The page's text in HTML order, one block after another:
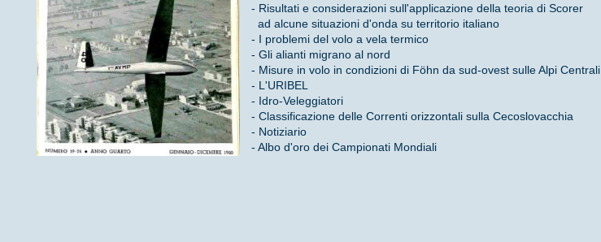
- Risultati e considerazioni sull'applicazione della teoria di Scorer
ad alcune situazioni d'onda su territorio italiano
- I problemi del volo a vela termico
- Gli alianti migrano al nord
- Misure in volo in condizioni di Föhn da sud-ovest sulle Alpi Centrali
- L'URIBEL
- Idro-Veleggiatori
- Classificazione delle Correnti orizzontali sulla Cecoslovacchia
- Notiziario
- Albo d'oro dei Campionati Mondiali